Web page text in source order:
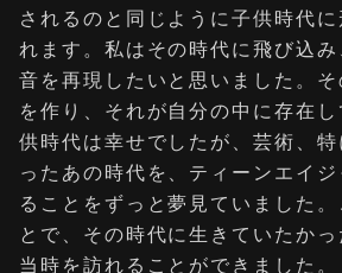
されるのと同じように子供時代
れます。私はその時代に飛び込
音を再現したいと思いました。
を作り、それが自分の中に存在
供時代は幸せでしたが、芸術、
ったあの時代を、ティーンエイ
ることをずっと夢見ていました
とで、その時代に生きていたかっ
当時を訪れることができました。